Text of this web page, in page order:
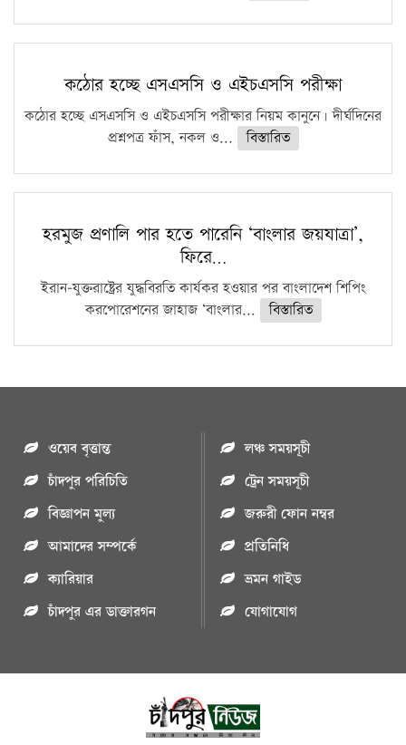
কঠোর হচ্ছে এসএসসি ও এইচএসসি পরীক্ষা
কঠোর হচ্ছে এসএসসি ও এইচএসসি পরীক্ষার নিয়ম কানুনে। দীর্ঘদিনের
প্রশ্নপত্র ফাঁস, নকল ও...
বিস্তারিত
হরমুজ প্রণালি পার হতে পারেনি ‘বাংলার জয়যাত্রা’,
ফিরে…
ইরান-যুক্তরাষ্ট্রের যুদ্ধবিরতি কার্যকর হওয়ার পর বাংলাদেশ শিপিং
করপোরেশনের জাহাজ ‘বাংলার...
বিস্তারিত
ওয়েব বৃত্তান্ত
চাঁদপুর পরিচিতি
বিজ্ঞাপন মুল্য
আমাদের সম্পর্কে
ক্যারিয়ার
চাঁদপুর এর ডাক্তারগন
লঞ্চ সময়সূচী
ট্রেন সময়সূচী
জরুরী ফোন নম্বর
প্রতিনিধি
ভ্রমন গাইড
যোগাযোগ